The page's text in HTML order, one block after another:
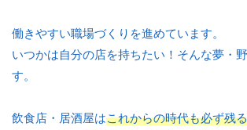
働きやすい職場づくりを進めています。
いつかは自分の店を持ちたい！そんな夢・
す。
飲食店・居酒屋はこれからの時代も必ず残